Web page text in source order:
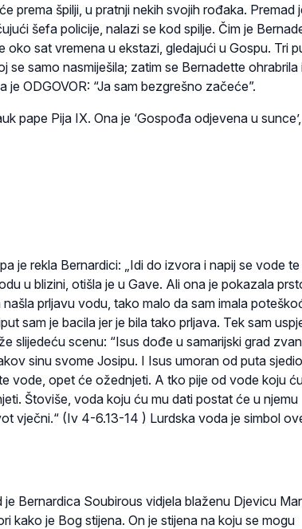
prema špilji, u pratnji nekih svojih rođaka. Premad
šefa policije, nalazi se kod spilje. Čim je
oko sat vremena u ekstazi, gledajući u Gospu. Tri
se samo nasmiješila; zatim se Bernadette ohrabrila
ODGOVOR: “Ja sam bezgrešno začeće”.
pape Pija IX. Ona je ‘Gospođa odjevena u sunce’,
je rekla Bernardici: „Idi do izvora i napij se vode te
u blizini, otišla je u Gave. Ali ona je pokazala
prljavu vodu, tako malo da sam imala
sam je bacila jer je bila tako prljava. Tek sam
slijedeću scenu: “Isus dođe u samarijski grad
sinu svome Josipu. I Isus umoran od puta
vode, opet će ožednjeti. A tko pije od vode koju
Štoviše, voda koju ću mu dati postat će u njemu
vječni.“ (Iv 4-6.13-14 ) Lurdska voda je simbol
je Bernardica Soubirous vidjela blaženu Djevicu
kako je Bog stijena. On je stijena na koju se mogu